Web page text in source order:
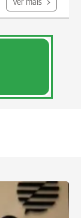
Ver mais